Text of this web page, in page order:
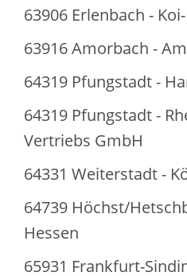
63906 Erlenbach -
63916 Amorbach -
64319 Pfungstadt -
64319 Pfungstadt -
Vertriebs GmbH
64331 Weiterstadt -
64739 Höchst/
Hessen
65931 Frankfurt-